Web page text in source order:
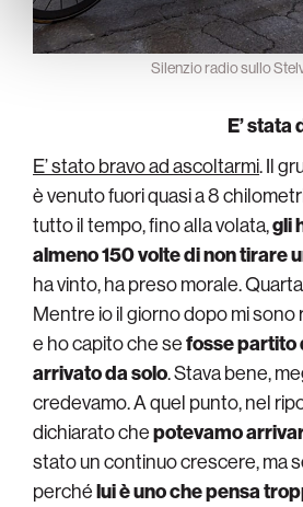
Silenzio radio sullo
E’
E’ stato bravo ad ascoltarmi. Il
è venuto fuori quasi a 8
tutto il tempo, fino alla volata,gli
almeno 150 volte di non tirare
ha vinto, ha preso morale.
Mentre io il giorno dopo mi sono
e ho capito che sefosse partito
arrivato da solo. Stava bene,
credevamo. A quel punto, nel
dichiarato chepotevamo
stato un continuo crescere, ma
perchélui è uno che pensa